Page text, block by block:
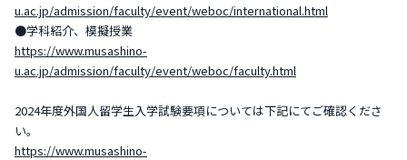
u.ac.jp/admission/faculty/event/weboc/international.html
●学科紹介、模擬授業
https://www.musashino-
u.ac.jp/admission/faculty/event/weboc/faculty.html
2024年度外国人留学生入学試験要項については下記にてご確認くださ
い。
https://www.musashino-